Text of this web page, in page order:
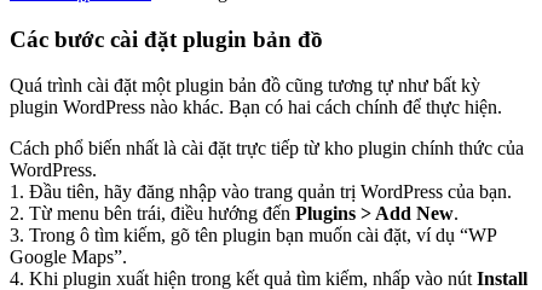
Các bước cài đặt plugin bản đồ
Quá trình cài đặt một plugin bản đồ cũng tương tự như bất kỳ
plugin WordPress nào khác. Bạn có hai cách chính để thực hiện.
Cách phổ biến nhất là cài đặt trực tiếp từ kho plugin chính thức của
WordPress.
1. Đầu tiên, hãy đăng nhập vào trang quản trị WordPress của bạn.
2. Từ menu bên trái, điều hướng đến Plugins > Add New.
3. Trong ô tìm kiếm, gõ tên plugin bạn muốn cài đặt, ví dụ “WP
Google Maps”.
4. Khi plugin xuất hiện trong kết quả tìm kiếm, nhấp vào nút Install